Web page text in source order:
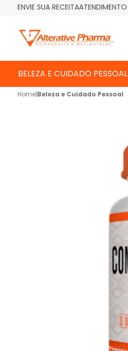
ENVIE SUA RECEITAATENDIMENTO
BELEZA E CUIDADO PESSOAL
Home|Beleza e Cuidado Pessoal